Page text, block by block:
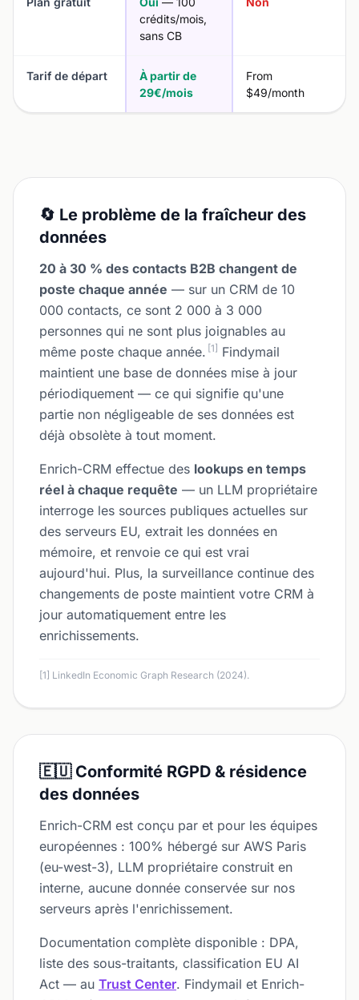
crédits/mois,
sans CB
Tarif de départ
À partir de
29€/mois
From
$49/month
🔄 Le problème de la fraîcheur des
données
20 à 30 % des contacts B2B changent de
poste chaque année — sur un CRM de 10
000 contacts, ce sont 2 000 à 3 000
personnes qui ne sont plus joignables au
même poste chaque année. [1] Findymail
maintient une base de données mise à jour
périodiquement — ce qui signifie qu'une
partie non négligeable de ses données est
déjà obsolète à tout moment.
Enrich-CRM effectue des lookups en temps
réel à chaque requête — un LLM propriétaire
interroge les sources publiques actuelles sur
des serveurs EU, extrait les données en
mémoire, et renvoie ce qui est vrai
aujourd'hui. Plus, la surveillance continue des
changements de poste maintient votre CRM à
jour automatiquement entre les
enrichissements.
[1] LinkedIn Economic Graph Research (2024).
🇪🇺 Conformité RGPD & résidence
des données
Enrich-CRM est conçu par et pour les équipes
européennes : 100% hébergé sur AWS Paris
(eu-west-3), LLM propriétaire construit en
interne, aucune donnée conservée sur nos
serveurs après l'enrichissement.
Documentation complète disponible : DPA,
liste des sous-traitants, classification EU AI
Act — au Trust Center. Findymail et Enrich-